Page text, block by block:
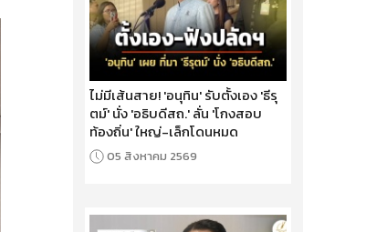
ไม่มีเส้นสาย! 'อนุทิน' รับตั้งเอง 'ธีรุ
ตม์' นั่ง 'อธิบดีสถ.' ลั่น 'โกงสอบ
ท้องถิ่น' ใหญ่-เล็กโดนหมด
05 สิงหาคม 2569